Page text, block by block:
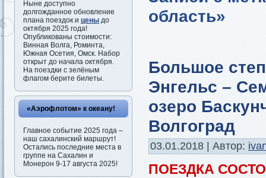
Ныне доступно
долгожданное обновление
плана поездок и цены до
октября 2025 года!
Опубликованы стоимости:
Винная Волга, Роминта,
Южная Осетия, Омск. Набор
открыт до начала октября.
На поездки с зелёным
флагом берите билеты.
«Аэрофлотом» к океану!
Главное событие 2025 года –
наш сахалинский маршрут!
Остались последние места в
группе на Сахалин и
Монерон 9-17 августа 2025!
область»
Большое
Энгельс –
озеро
Волгоград
03.01.2018 | Автор:
ПОЕЗДКА